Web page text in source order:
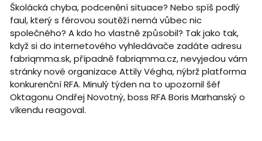
Školácká chyba, podcenění situace? Nebo spíš podlý
faul, který s férovou soutěží nemá vůbec nic
společného? A kdo ho vlastně způsobil? Tak jako tak,
když si do internetového vyhledávače zadáte adresu
fabriqmma.sk, případně fabriqmma.cz, nevyjedou vám
stránky nové organizace Attily Végha, nýbrž platforma
konkurenční RFA. Minulý týden na to upozornil šéf
Oktagonu Ondřej Novotný, boss RFA Boris Marhanský o
víkendu reagoval.